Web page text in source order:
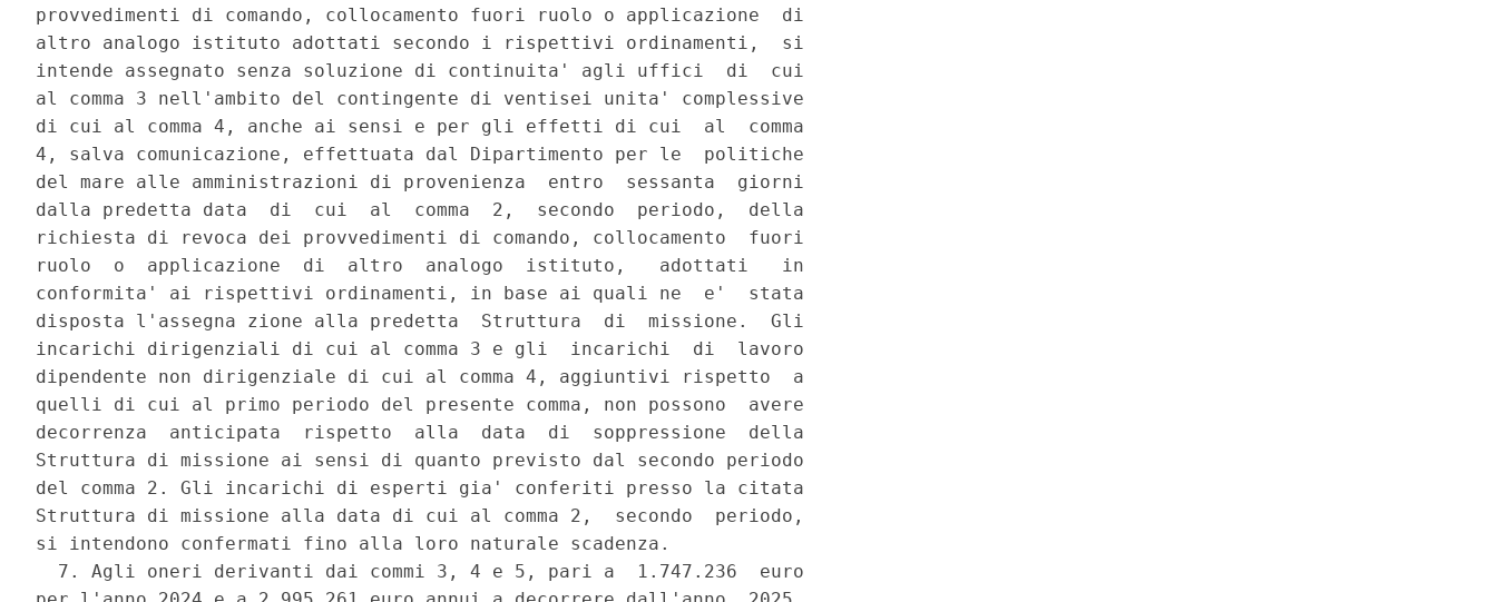
provvedimenti di comando, collocamento fuori ruolo o applicazione  di
altro analogo istituto adottati secondo i rispettivi ordinamenti,  si
intende assegnato senza soluzione di continuita' agli uffici  di  cui
al comma 3 nell'ambito del contingente di ventisei unita' complessive
di cui al comma 4, anche ai sensi e per gli effetti di cui  al  comma
4, salva comunicazione, effettuata dal Dipartimento per le  politiche
del mare alle amministrazioni di provenienza  entro  sessanta  giorni
dalla predetta data  di  cui  al  comma  2,  secondo  periodo,  della
richiesta di revoca dei provvedimenti di comando, collocamento  fuori
ruolo  o  applicazione  di  altro  analogo  istituto,   adottati   in
conformita' ai rispettivi ordinamenti, in base ai quali ne  e'  stata
disposta l'assegna zione alla predetta  Struttura  di  missione.  Gli
incarichi dirigenziali di cui al comma 3 e gli  incarichi  di  lavoro
dipendente non dirigenziale di cui al comma 4, aggiuntivi rispetto  a
quelli di cui al primo periodo del presente comma, non possono  avere
decorrenza  anticipata  rispetto  alla  data  di  soppressione  della
Struttura di missione ai sensi di quanto previsto dal secondo periodo
del comma 2. Gli incarichi di esperti gia' conferiti presso la citata
Struttura di missione alla data di cui al comma 2,  secondo  periodo,
si intendono confermati fino alla loro naturale scadenza.
  7. Agli oneri derivanti dai commi 3, 4 e 5, pari a  1.747.236  euro